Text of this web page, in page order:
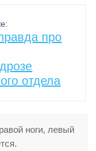
про
отдела
ноги, левый